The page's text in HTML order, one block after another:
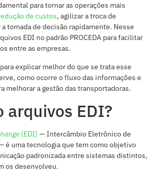
para tornar as operações mais
de custos, agilizar a troca de
tomada de decisão rapidamente. Nesse
EDI no padrão PROCEDA para facilitar
entre as empresas.
explicar melhor do que se trata esse
como ocorre o fluxo das informações e
melhorar a gestão das transportadoras.
arquivos EDI?
(EDI) — Intercâmbio Eletrônico de
é uma tecnologia que tem como objetivo
padronizada entre sistemas distintos,
os desenvolveu.